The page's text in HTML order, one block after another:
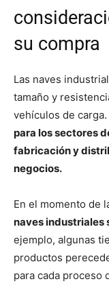
su compra
Las naves
tamaño y
vehículos de
para los sectores
fabricación y
negocios.
En el momento de
naves industriales
ejemplo, algunas
productos
para cada proceso